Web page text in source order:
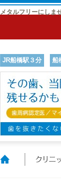
メタルフリーにしま
JR船橋駅３分 船
ホーム